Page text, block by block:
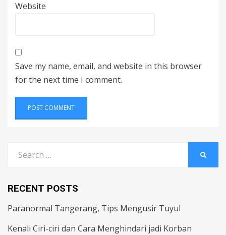
Website
Save my name, email, and website in this browser
for the next time I comment.
for:
RECENT POSTS
Paranormal Tangerang, Tips Mengusir Tuyul
Kenali Ciri-ciri dan Cara Menghindari jadi Korban